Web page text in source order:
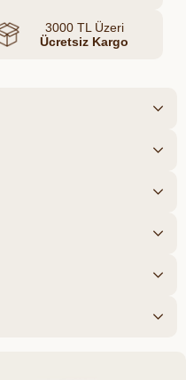
3000 TL Üzeri
Ücretsiz Kargo